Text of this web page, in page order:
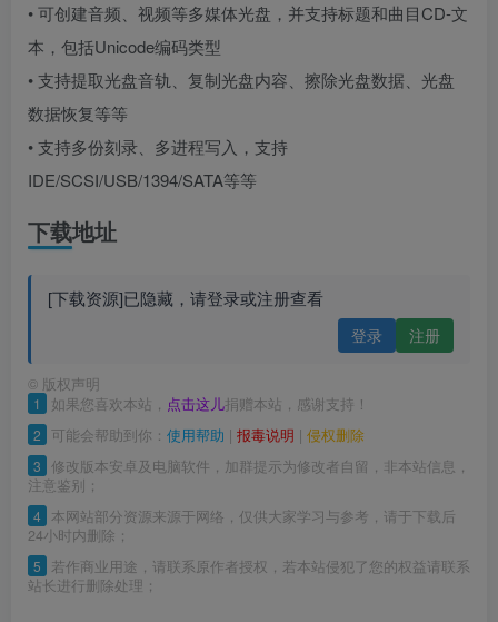
• 可创建音频、视频等多媒体光盘，并支持标题和曲目CD-文
本，包括Unicode编码类型
• 支持提取光盘音轨、复制光盘内容、擦除光盘数据、光盘
数据恢复等等
• 支持多份刻录、多进程写入，支持
IDE/SCSI/USB/1394/SATA等等
下载地址
[下载资源]已隐藏，请登录或注册查看
登录 注册
© 版权声明
1 如果您喜欢本站， 点击这儿捐赠本站，感谢支持！
2 可能会帮助到你： 使用帮助 | 报毒说明 | 侵权删除
3 修改版本安卓及电脑软件，加群提示为修改者自留，非本站信息，
注意鉴别；
4 本网站部分资源来源于网络，仅供大家学习与参考，请于下载后
24小时内删除；
5
若作商业用途，请联系原作者授权，若本站侵犯了您的权益请联系
站长进行删除处理；